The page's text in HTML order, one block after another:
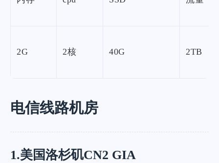
2G 2核 40G 2TB
电信线路机房
1.美国洛杉矶CN2 GIA